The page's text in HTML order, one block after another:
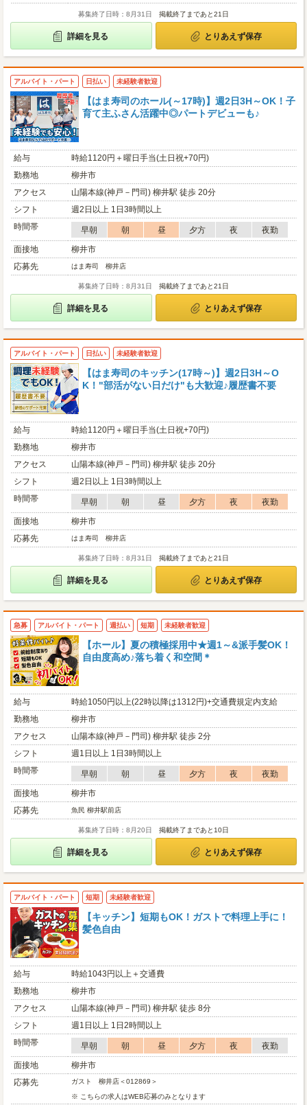
募集終了日時：8月31日 掲載終了まであと21日
詳細を見る とりあえず保存
アルバイト・パート 日払い 未経験者歓迎
【はま寿司のホール(～17時)】週2日3H～OK！子
育て主ふさん活躍中◎パートデビューも♪
給与
時給1120円＋曜日手当(土日祝+70円)
勤務地
柳井市
アクセス
山陽本線(神戸－門司) 柳井駅 徒歩 20分
シフト
週2日以上 1日3時間以上
時間帯
早朝 朝 昼 夕方 夜
夜勤
面接地
柳井市
応募先
はま寿司 柳井店
募集終了日時：8月31日 掲載終了まであと21日
詳細を見る とりあえず保存
アルバイト・パート 日払い 未経験者歓迎
【はま寿司のキッチン(17時～)】週2日3H～O
K！"部活がない日だけ"も大歓迎♪履歴書不要
給与
時給1120円＋曜日手当(土日祝+70円)
勤務地
柳井市
アクセス
山陽本線(神戸－門司) 柳井駅 徒歩 20分
シフト
週2日以上 1日3時間以上
時間帯
早朝 朝 昼 夕方 夜
夜勤
面接地
柳井市
応募先
はま寿司 柳井店
募集終了日時：8月31日 掲載終了まであと21日
詳細を見る とりあえず保存
急募 アルバイト・パート 週払い 短期 未経験者歓迎
【ホール】夏の積極採用中★週1～&派手髪OK！
自由度高め♪落ち着く和空間＊
給与
時給1050円以上(22時以降は1312円)+交通費規定内支給
勤務地
柳井市
アクセス
山陽本線(神戸－門司) 柳井駅 徒歩 2分
シフト
週1日以上 1日3時間以上
時間帯
早朝 朝 昼 夕方 夜
夜勤
面接地
柳井市
応募先
魚民 柳井駅前店
募集終了日時：8月20日 掲載終了まであと10日
詳細を見る とりあえず保存
アルバイト・パート 短期 未経験者歓迎
【キッチン】短期もOK！ガストで料理上手に！
髪色自由
給与
時給1043円以上＋交通費
勤務地
柳井市
アクセス
山陽本線(神戸－門司) 柳井駅 徒歩 8分
シフト
週1日以上 1日2時間以上
時間帯
早朝 朝 昼 夕方 夜
夜勤
面接地
柳井市
応募先
ガスト 柳井店＜012869＞
※ こちらの求人はWEB応募のみとなります